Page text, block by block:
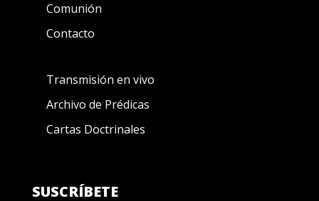
Comunión
Contacto
Transmisión en vivo
Archivo de Prédicas
Cartas Doctrinales
SUSCRÍBETE